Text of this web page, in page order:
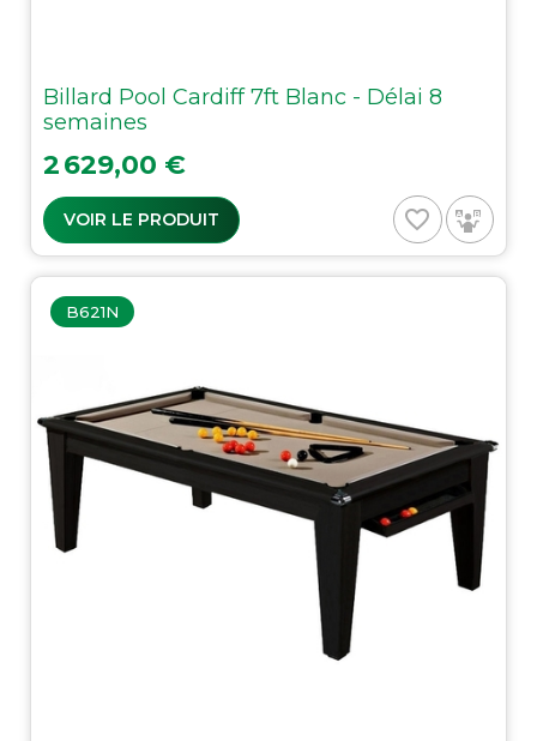
Billard Pool Cardiff 7ft Blanc - Délai 8
semaines
Prix
2 629,00 €
VOIR LE PRODUIT favorite_border
B621N